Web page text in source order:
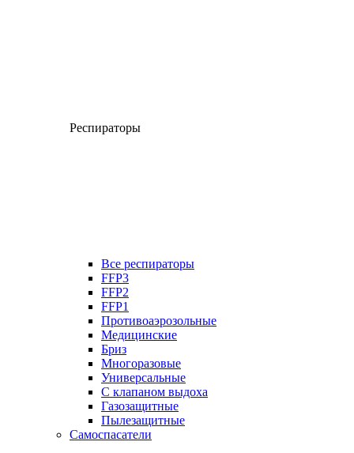
Респираторы
Все респираторы
FFP3
FFP2
FFP1
Противоаэрозольные
Медицинские
Бриз
Многоразовые
Универсальные
С клапаном выдоха
Газозащитные
Пылезащитные
Самоспасатели